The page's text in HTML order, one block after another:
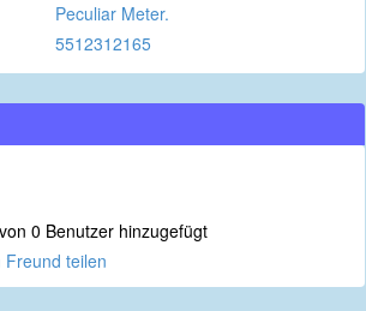
Peculiar Meter.
5512312165
0 Benutzer hinzugefügt
Freund teilen